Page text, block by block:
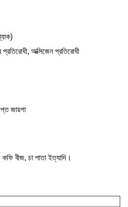
অক্সিজেন প্রতিরোধী
জায়গা
কফি বীজ, চা পাতা ইত্যাদি।